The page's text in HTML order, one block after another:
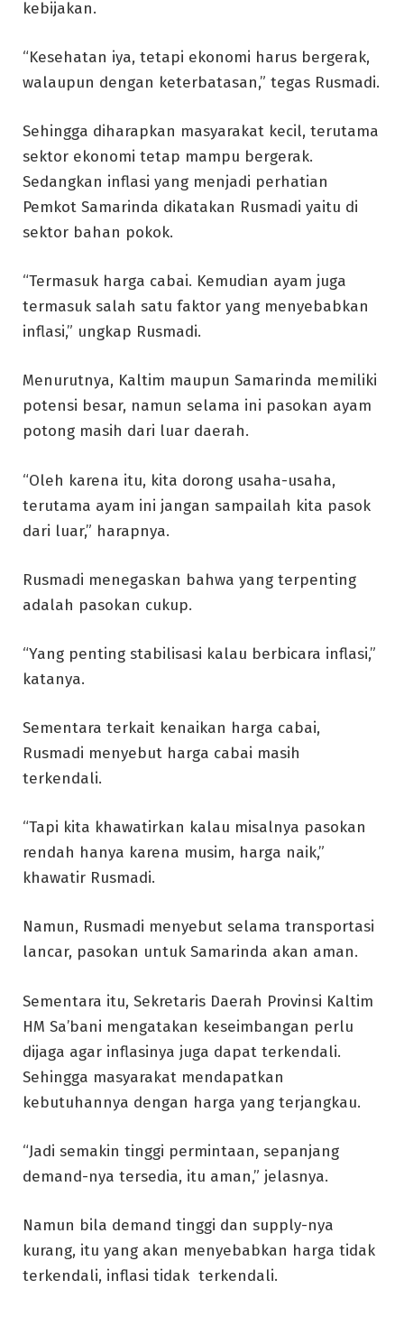
kebijakan.
“Kesehatan iya, tetapi ekonomi harus bergerak,
walaupun dengan keterbatasan,” tegas Rusmadi.
Sehingga diharapkan masyarakat kecil, terutama
sektor ekonomi tetap mampu bergerak.
Sedangkan inflasi yang menjadi perhatian
Pemkot Samarinda dikatakan Rusmadi yaitu di
sektor bahan pokok.
“Termasuk harga cabai. Kemudian ayam juga
termasuk salah satu faktor yang menyebabkan
inflasi,” ungkap Rusmadi.
Menurutnya, Kaltim maupun Samarinda memiliki
potensi besar, namun selama ini pasokan ayam
potong masih dari luar daerah.
“Oleh karena itu, kita dorong usaha-usaha,
terutama ayam ini jangan sampailah kita pasok
dari luar,” harapnya.
Rusmadi menegaskan bahwa yang terpenting
adalah pasokan cukup.
“Yang penting stabilisasi kalau berbicara inflasi,”
katanya.
Sementara terkait kenaikan harga cabai,
Rusmadi menyebut harga cabai masih
terkendali.
“Tapi kita khawatirkan kalau misalnya pasokan
rendah hanya karena musim, harga naik,”
khawatir Rusmadi.
Namun, Rusmadi menyebut selama transportasi
lancar, pasokan untuk Samarinda akan aman.
Sementara itu, Sekretaris Daerah Provinsi Kaltim
HM Sa’bani mengatakan keseimbangan perlu
dijaga agar inflasinya juga dapat terkendali.
Sehingga masyarakat mendapatkan
kebutuhannya dengan harga yang terjangkau.
“Jadi semakin tinggi permintaan, sepanjang
demand-nya tersedia, itu aman,” jelasnya.
Namun bila demand tinggi dan supply-nya
kurang, itu yang akan menyebabkan harga tidak
terkendali, inflasi tidak terkendali.